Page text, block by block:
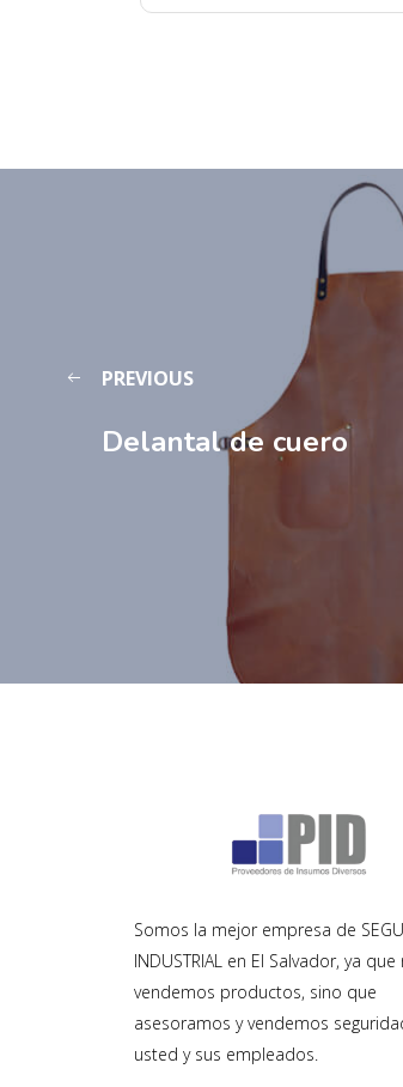
PREVIOUS
Delantal de cuero
Somos la mejor empresa de
INDUSTRIAL en El Salvador, ya
vendemos productos, sino que
asesoramos y vendemos
usted y sus empleados.